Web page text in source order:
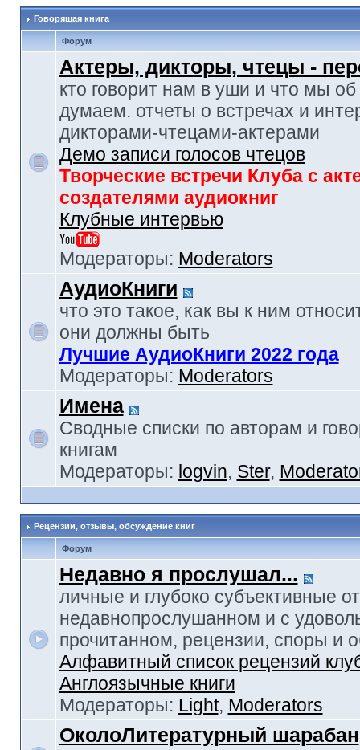
Говорящая книга
Форум
Актеры, дикторы, чтецы -
кто говорит нам в уши и что мы
думаем. отчеты о встречах и
дикторами-чтецами-актерами
Демо записи голосов чтецов
Творческие встречи Клуба с
создателями аудиокниг
Клубные интервью
Модераторы: Moderators
АудиоКниги
что это такое, как вы к ним
они должны быть
Лучшие АудиоКниги 2022 года
Модераторы: Moderators
Имена
Сводные списки по авторам и
книгам
Модераторы: logvin, Ster,
Рецензии, отзывы, обсуждение книг
Форум
Недавно я прослушал...
личные и глубоко субъективные
недавнопрослушанном и с
прочитанном, рецензии, споры и
Алфавитный список рецензий
Англоязычные книги
Модераторы: Light, Moderators
ОколоЛитературный шарабан